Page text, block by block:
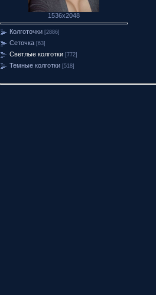
1536x2048
Колготочки [2886]
Сеточка [63]
Светлые колготки [772]
Темные колготки [518]